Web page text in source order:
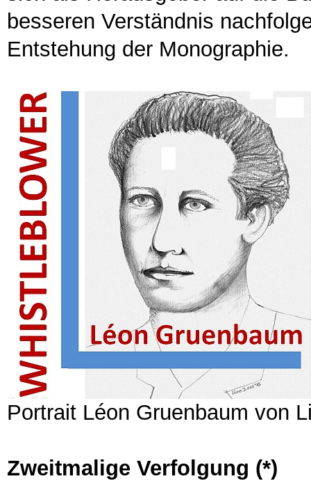
besseren Verständnis
Entstehung der Monographie.
Portrait Léon Gruenbaum von
Zweitmalige Verfolgung (*)